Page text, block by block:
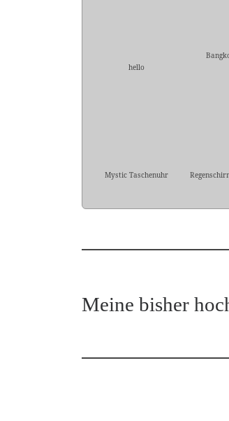
hello
Mystic Taschenuhr
Meine bisher